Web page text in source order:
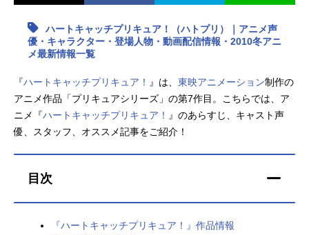
最新記事一覧
アニメ映画一覧 実写化映画一覧
今期アニメ曜日別一覧
春アニメ 夏アニメ
秋アニメ
ハートキャッチプリキュア！（ハトプリ）｜アニメ声
優・キャラクター・登場人物・動画配信情報・2010冬アニ
メ最新情報一覧
『ハートキャッチプリキュア！ 』は、 東映アニメーション制作の
アニメ作品「プリキュアシリーズ」の第7作目。こちらでは、ア
ニメ『ハートキャッチプリキュア！ 』のあらすじ、キャスト声
優、スタッフ、オススメ記事をご紹介！
目次
『ハートキャッチプリキュア！』作品情報